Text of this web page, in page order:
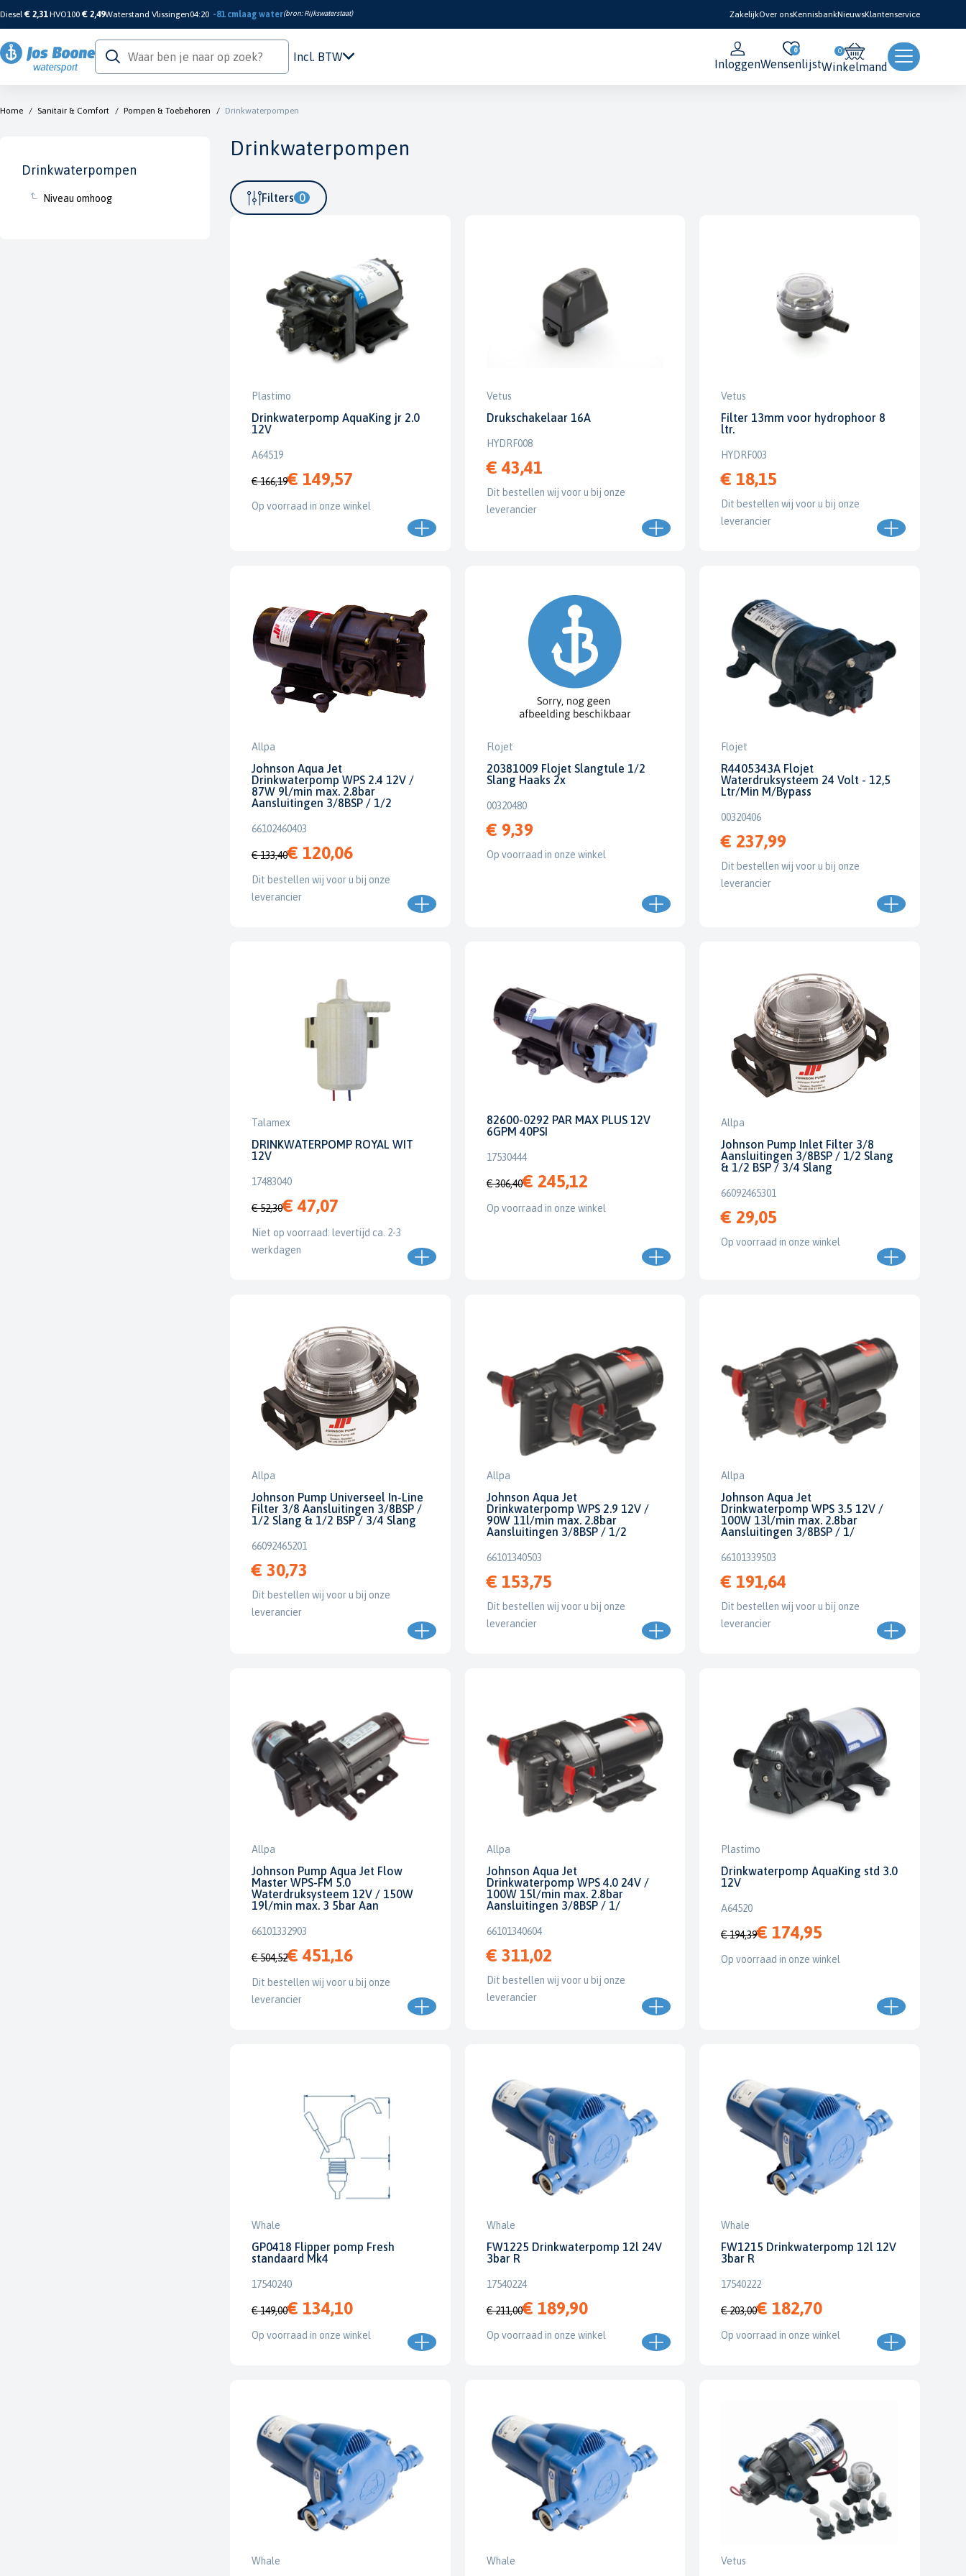
Diesel€ 2,31 HVO100 € 2,49Waterstand Vlissingen04:20 -81 cmlaag water(bron:Rijkswaterstaat) ZakelijkOver onsKennisbankNieuwsKlantenservice
Sanitair & Comfort
Kleding & Schoenen
Rubberboten & Motoren
Outlet
Incl. BTW
Inloggen
0
WensenlijstWinkelmand
Home / Sanitair & Comfort / Pompen & Toebehoren / Drinkwaterpompen
Drinkwaterpompen
Niveau omhoog
Drinkwaterpompen
Filters 0
Plastimo
Drinkwaterpomp AquaKing jr 2.0
12V
A64519
€ 166,19€ 149,57
Op voorraad in onze winkel
Vetus
Drukschakelaar 16A
HYDRF008
€ 43,41
Dit bestellen wij voor u bij onze
leverancier
Vetus
Filter 13mm voor hydrophoor 8
ltr.
HYDRF003
€ 18,15
Dit bestellen wij voor u bij onze
leverancier
Allpa
Johnson Aqua Jet
Drinkwaterpomp WPS 2.4 12V /
87W 9l/min max. 2.8bar
Aansluitingen 3/8BSP / 1/2
66102460403
€ 133,40€ 120,06
Dit bestellen wij voor u bij onze
leverancier
Flojet
20381009 Flojet Slangtule 1/2
Slang Haaks 2x
00320480
€ 9,39
Op voorraad in onze winkel
Flojet
R4405343A Flojet
Waterdruksysteem 24 Volt - 12,5
Ltr/Min M/Bypass
00320406
€ 237,99
Dit bestellen wij voor u bij onze
leverancier
Talamex
DRINKWATERPOMP ROYAL WIT
12V
17483040
€ 52,30€ 47,07
Niet op voorraad: levertijd ca. 2-3
werkdagen
82600-0292 PAR MAX PLUS 12V
6GPM 40PSI
17530444
€ 306,40€ 245,12
Op voorraad in onze winkel
Allpa
Johnson Pump Inlet Filter 3/8
Aansluitingen 3/8BSP / 1/2 Slang
& 1/2 BSP / 3/4 Slang
66092465301
€ 29,05
Op voorraad in onze winkel
Allpa
Johnson Pump Universeel In-Line
Filter 3/8 Aansluitingen 3/8BSP /
1/2 Slang & 1/2 BSP / 3/4 Slang
66092465201
€ 30,73
Dit bestellen wij voor u bij onze
leverancier
Allpa
Johnson Aqua Jet
Drinkwaterpomp WPS 2.9 12V /
90W 11l/min max. 2.8bar
Aansluitingen 3/8BSP / 1/2
66101340503
€ 153,75
Dit bestellen wij voor u bij onze
leverancier
Allpa
Johnson Aqua Jet
Drinkwaterpomp WPS 3.5 12V /
100W 13l/min max. 2.8bar
Aansluitingen 3/8BSP / 1/
66101339503
€ 191,64
Dit bestellen wij voor u bij onze
leverancier
Allpa
Johnson Pump Aqua Jet Flow
Master WPS-FM 5.0
Waterdruksysteem 12V / 150W
19l/min max. 3 5bar Aan
66101332903
€ 504,52€ 451,16
Dit bestellen wij voor u bij onze
leverancier
Allpa
Johnson Aqua Jet
Drinkwaterpomp WPS 4.0 24V /
100W 15l/min max. 2.8bar
Aansluitingen 3/8BSP / 1/
66101340604
€ 311,02
Dit bestellen wij voor u bij onze
leverancier
Plastimo
Drinkwaterpomp AquaKing std 3.0
12V
A64520
€ 194,39€ 174,95
Op voorraad in onze winkel
Whale
GP0418 Flipper pomp Fresh
standaard Mk4
17540240
€ 149,00€ 134,10
Op voorraad in onze winkel
Whale
FW1225 Drinkwaterpomp 12l 24V
3bar R
17540224
€ 211,00€ 189,90
Op voorraad in onze winkel
Whale
FW1215 Drinkwaterpomp 12l 12V
3bar R
17540222
€ 203,00€ 182,70
Op voorraad in onze winkel
Whale Whale Vetus